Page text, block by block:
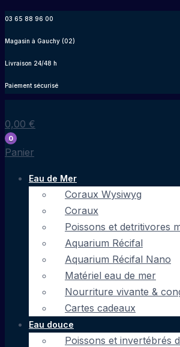
contenu
03 65 88 96 00
Magasin à Gauchy (02)
Livraison 24/48 h
Paiement sécurisé
0,00 €
0
Panier
Eau de Mer
Coraux Wysiwyg
Coraux
Poissons et detritivores
Aquarium Récifal
Aquarium Récifal Nano
Matériel eau de mer
Nourriture vivante &
Cartes cadeaux
Eau douce
Poissons et invertébrés